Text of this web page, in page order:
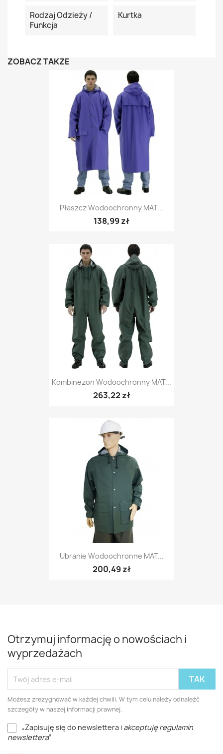
Rodzaj Odzieży /
Funkcja
Kurtka
ZOBACZ TAKŻE
Płaszcz Wodoochronny MAT...
138,99 zł
Kombinezon Wodoochronny MAT...
263,22 zł
Ubranie Wodoochronne MAT...
200,49 zł
Otrzymuj informację o nowościach i
wyprzedażach
Możesz zrezygnować w każdej chwili. W tym celu należy odnaleźć
szczegóły w naszej informacji prawnej.
„Zapisuję się do newslettera i akceptuję regulamin
newslettera”